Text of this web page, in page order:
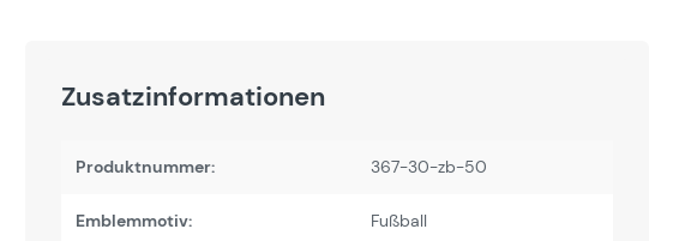
Zusatzinformationen
Produktnummer: 367-30-zb-50
Emblemmotiv: Fußball